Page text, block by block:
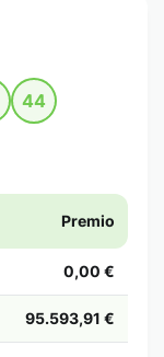
44
Premio
0,00 €
95.593,91 €